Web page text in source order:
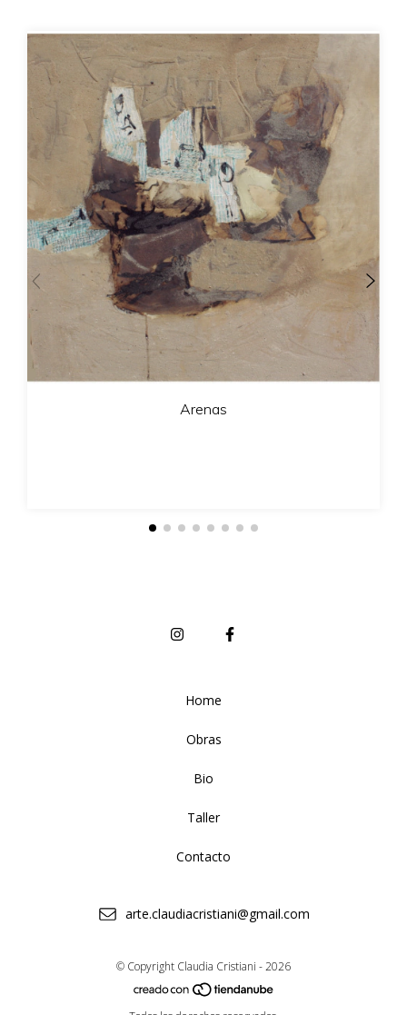
Arenas
Home
Obras
Bio
Taller
Contacto
arte.claudiacristiani@gmail.com
© Copyright Claudia Cristiani - 2026